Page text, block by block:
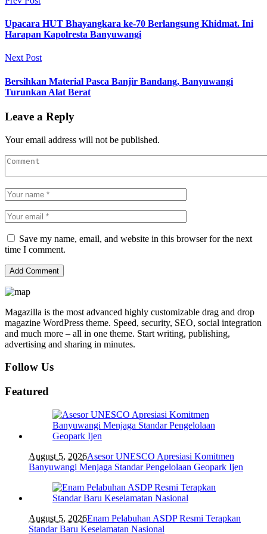
Upacara HUT Bhayangkara ke-70 Berlangsung Khidmat. Ini
Harapan Kapolresta Banyuwangi
Next Post
Bersihkan Material Pasca Banjir Bandang, Banyuwangi
Turunkan Alat Berat
Leave a Reply
Your email address will not be published.
Save my name, email, and website in this browser for the next
time I comment.
Magazilla is the most advanced highly customizable drag and drop
magazine WordPress theme. Speed, security, SEO, social integration
and much more – all in one theme. Start writing, publishing,
advertising and sharing in minutes.
Follow Us
Featured
August 5, 2026Asesor UNESCO Apresiasi Komitmen
Banyuwangi Menjaga Standar Pengelolaan Geopark Ijen
August 5, 2026Enam Pelabuhan ASDP Resmi Terapkan
Standar Baru Keselamatan Nasional